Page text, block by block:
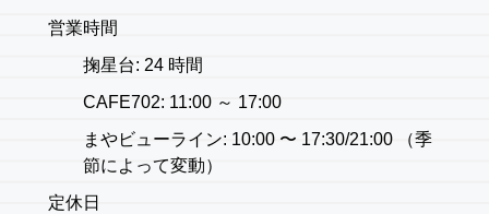
営業時間
掬星台: 24 時間
CAFE702: 11:00 ～ 17:00
まやビューライン: 10:00 〜 17:30/21:00 （季
節によって変動）
定休日